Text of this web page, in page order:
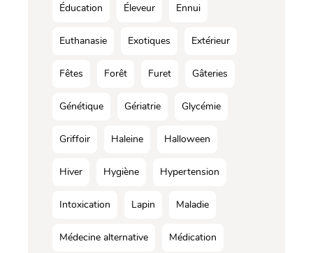
Éducation Éleveur Ennui
Euthanasie Exotiques Extérieur
Fêtes Forêt Furet Gâteries
Génétique Gériatrie Glycémie
Griffoir Haleine Halloween
Hiver Hygiène Hypertension
Intoxication Lapin Maladie
Médecine alternative Médication